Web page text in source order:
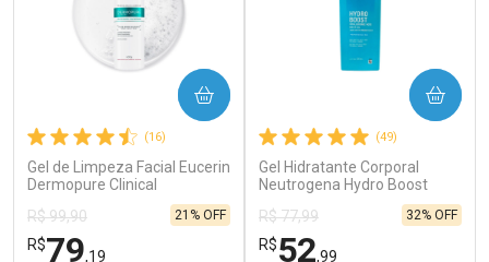
Ativar Desconto
Comprar sem Desconto
Comprar sem Desconto
(16)
Gel de Limpeza Facial Eucerin
Dermopure Clinical
R$ 99,90
R$79,19
21% OFF
COMPRAR
(49)
Gel Hidratante Corporal
Neutrogena Hydro Boost
R$ 77,99
R$52,99
32% OFF
COMPRAR